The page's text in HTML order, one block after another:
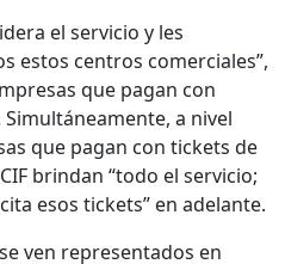
el servicio y les
estos centros comerciales”,
que pagan con
Simultáneamente, a nivel
que pagan con tickets de
brindan “todo el servicio;
esos tickets” en adelante.
ven representados en